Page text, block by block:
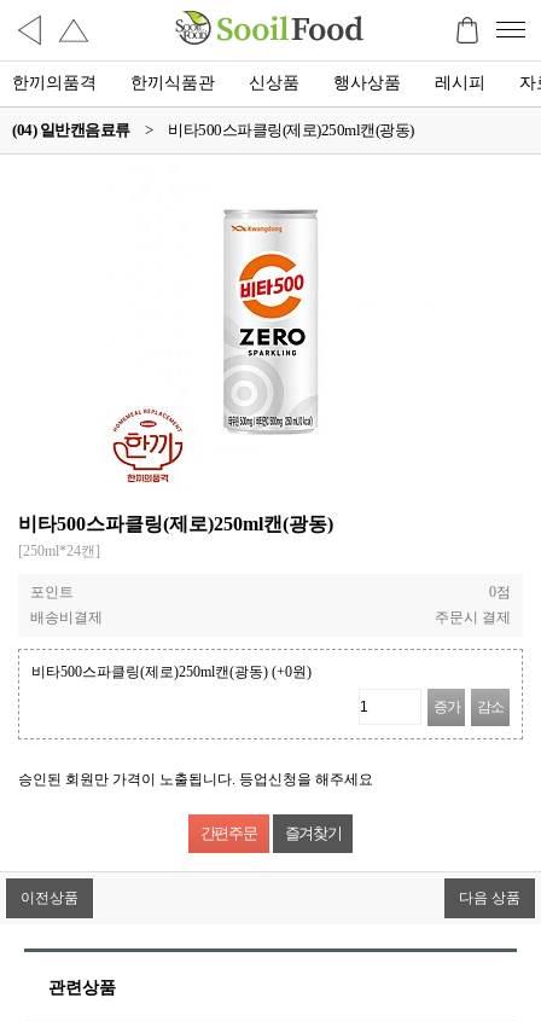
한끼의품격 한끼식품관 신상품 행사상품 레시피 자
(04) 일반캔음료류 > 비타500스파클링(제로)250ml캔(광동)
비타500스파클링(제로)250ml캔(광동)
[250ml*24캔]
포인트
0점
배송비결제
주문시 결제
비타500스파클링(제로)250ml캔(광동) (+0원)
증가 감소
승인된 회원만 가격이 노출됩니다. 등업신청을 해주세요
즐겨찾기
이전상품 다음 상품
관련상품